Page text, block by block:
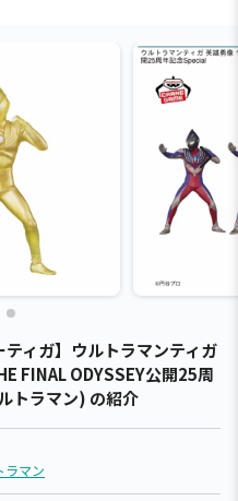
ティガ】ウルトラマンティガ
FINAL ODYSSEY公開25周
トラマン) の紹介
ラマン